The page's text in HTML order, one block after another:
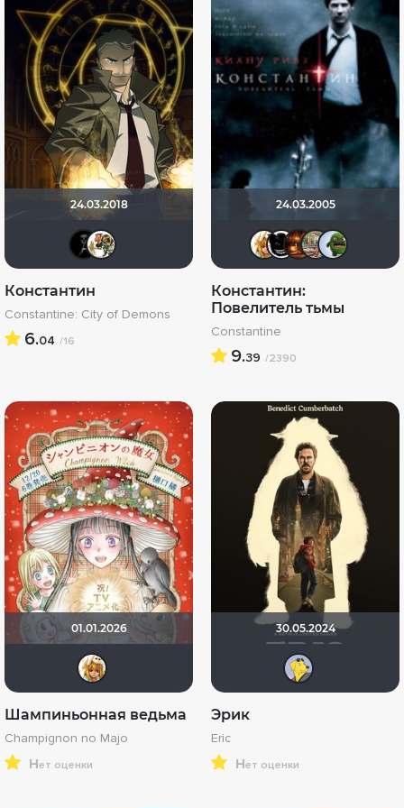
24.03.2018
Константин
Constantine: City of Demons
6.04 /16
24.03.2005
Константин:
Повелитель тьмы
Constantine
9.39 /2390
01.01.2026
Шампиньонная ведьма
Champignon no Majo
нет оценки
30.05.2024
Эрик
Eric
нет оценки